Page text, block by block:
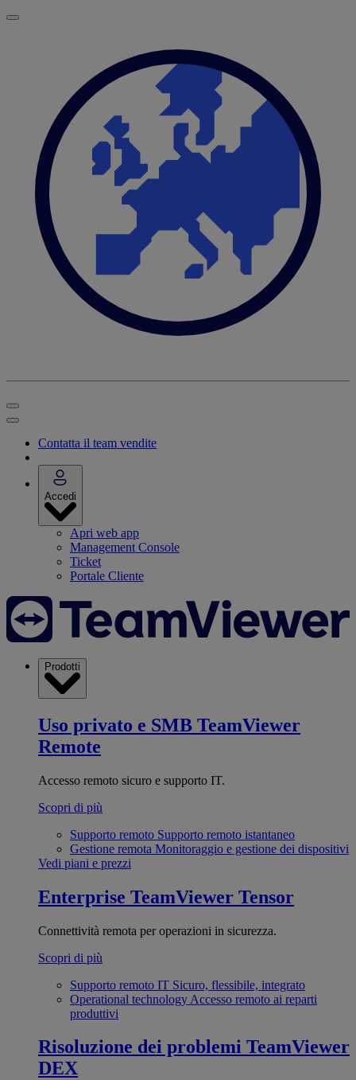
Contatta il team vendite
Accedi
Apri web app
Management Console
Ticket
Portale Cliente
Prodotti
Uso privato e SMB TeamViewer
Remote
Accesso remoto sicuro e supporto IT.
Scopri di più
Supporto remoto Supporto remoto istantaneo
Gestione remota Monitoraggio e gestione dei dispositivi
Vedi piani e prezzi
Enterprise TeamViewer Tensor
Connettività remota per operazioni in sicurezza.
Scopri di più
Supporto remoto IT Sicuro, flessibile, integrato
Operational technology Accesso remoto ai reparti
produttivi
Risoluzione dei problemi TeamViewer
DEX